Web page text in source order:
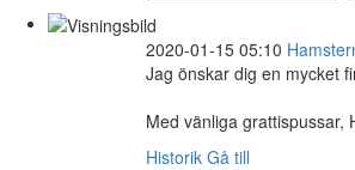
2020-01-15 05:10
Jag önskar dig en mycket
Med vänliga grattispussar,
Historik Gå till